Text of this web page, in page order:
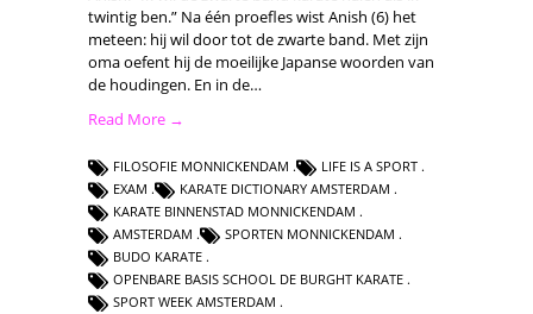
twintig ben.” Na één proefles wist Anish (6) het
meteen: hij wil door tot de zwarte band. Met zijn
oma oefent hij de moeilijke Japanse woorden van
de houdingen. En in de…
Read More →
FILOSOFIE MONNICKENDAM
LIFE IS A SPORT
EXAM
KARATE DICTIONARY AMSTERDAM
KARATE BINNENSTAD MONNICKENDAM
AMSTERDAM
SPORTEN MONNICKENDAM
BUDO KARATE
OPENBARE BASIS SCHOOL DE BURGHT KARATE
SPORT WEEK AMSTERDAM